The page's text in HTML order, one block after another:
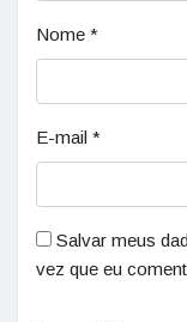
Nome *
E-mail *
Salvar meus
vez que eu